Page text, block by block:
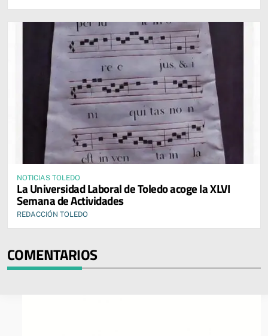
NOTICIAS TOLEDO
La Universidad Laboral de Toledo acoge la XLVI
Semana de Actividades
REDACCIÓN TOLEDO
COMENTARIOS